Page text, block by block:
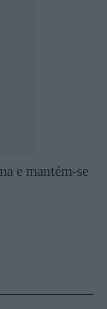
e mantém-se